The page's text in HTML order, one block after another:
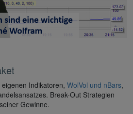
Indikatoren, WolVol und nBars,
Break-Out Strategien
Gewinne.